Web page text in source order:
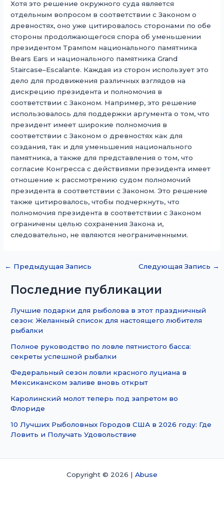
Хотя это решение окружного суда является
отдельным вопросом в соответствии с Законом о
древностях, оно уже цитировалось сторонами по обе
стороны продолжающегося спора об уменьшении
президентом Трампом национального памятника
Bears Ears и национального памятника Grand
Staircase–Escalante. Каждая из сторон использует это
дело для продвижения различных взглядов на
дискрецию президента и полномочия в
соответствии с Законом. Например, это решение
использовалось для поддержки аргумента о том, что
президент имеет широкие полномочия в
соответствии с Законом о древностях как для
создания, так и для уменьшения национального
памятника, а также для представления о том, что
согласие Конгресса с действиями президента имеет
отношение к рассмотрению судом полномочий
президента в соответствии с Законом. Это решение
также цитировалось, чтобы подчеркнуть, что
полномочия президента в соответствии с Законом
ограничены целью сохранения Закона и,
следовательно, не являются неограниченными.
← Предыдущая Запись Следующая Запись →
Последние публикации
Лучшие подарки для рыболова в этот праздничный
сезон: Желанный список для настоящего любителя
рыбалки
Полное руководство по ловле пятнистого басса:
секреты успешной рыбалки
Федеральный сезон ловли красного луциана в
Мексиканском заливе вновь открыт
Каролинский молот теперь под запретом во
Флориде
10 Лучших Рыболовных Городов США в 2026 году: Где
Ловить и Получать Удовольствие
Copyright © 2026 | Abuse